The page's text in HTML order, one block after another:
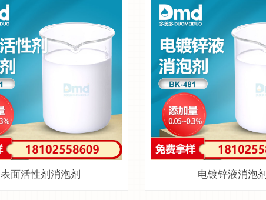
表面活性剂消泡剂 电镀锌液消泡剂